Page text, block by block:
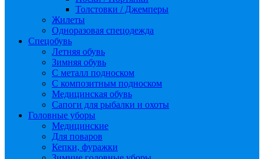
Толстовки / Джемперы
Жилеты
Одноразовая спецодежда
Спецобувь
Летняя обувь
Зимняя обувь
С металл подноском
С композитным подноском
Медицинская обувь
Сапоги для рыбалки и охоты
Головные уборы
Медицинские
Для поваров
Кепки, фуражки